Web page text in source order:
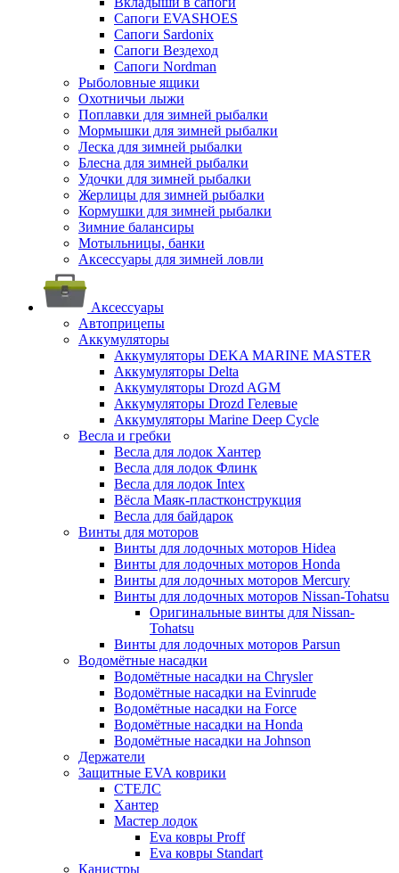
Сапоги EVASHOES
Сапоги Sardonix
Сапоги Вездеход
Сапоги Nordman
Рыболовные ящики
Охотничьи лыжи
Поплавки для зимней рыбалки
Мормышки для зимней рыбалки
Леска для зимней рыбалки
Блесна для зимней рыбалки
Удочки для зимней рыбалки
Жерлицы для зимней рыбалки
Кормушки для зимней рыбалки
Зимние балансиры
Мотыльницы, банки
Аксессуары для зимней ловли
Аксессуары
Автоприцепы
Аккумуляторы
Аккумуляторы DEKA MARINE MASTER
Аккумуляторы Delta
Аккумуляторы Drozd AGM
Аккумуляторы Drozd Гелевые
Аккумуляторы Marine Deep Cycle
Весла и гребки
Весла для лодок Хантер
Весла для лодок Флинк
Весла для лодок Intex
Вёсла Маяк-пластконструкция
Весла для байдарок
Винты для моторов
Винты для лодочных моторов Hidea
Винты для лодочных моторов Honda
Винты для лодочных моторов Mercury
Винты для лодочных моторов Nissan-Tohatsu
Оригинальные винты для Nissan-
Tohatsu
Винты для лодочных моторов Parsun
Водомётные насадки
Водомётные насадки на Chrysler
Водомётные насадки на Evinrude
Водомётные насадки на Force
Водомётные насадки на Honda
Водомётные насадки на Johnson
Держатели
Защитные EVA коврики
СТЕЛС
Хантер
Мастер лодок
Eva ковры Proff
Eva ковры Standart
Канистры